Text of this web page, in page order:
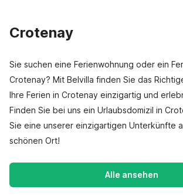
Crotenay
Sie suchen eine Ferienwohnung oder ein
Crotenay? Mit Belvilla finden Sie das
Ihre Ferien in Crotenay einzigartig und
Finden Sie bei uns ein Urlaubsdomizil in
Sie eine unserer einzigartigen Unterkünfte
schönen Ort!
Alle ansehen